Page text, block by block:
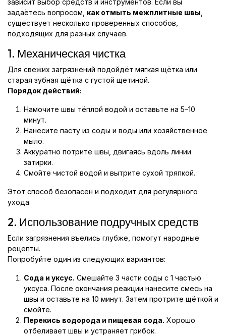
зависит выбор средств и инструментов. Если вы
задаётесь вопросом, как отмыть межплитные швы
существует несколько проверенных способов,
подходящих для разных случаев.
1. Механическая чистка
Для свежих загрязнений подойдёт мягкая щётка или
старая зубная щётка с густой щетиной.
Порядок действий:
Намочите швы тёплой водой и оставьте на 5–10
минут.
Нанесите пасту из соды и воды или хозяйственное
мыло.
Аккуратно потрите швы, двигаясь вдоль линии
затирки.
Смойте чистой водой и вытрите сухой тряпкой.
Этот способ безопасен и подходит для регулярного
ухода.
2. Использование подручных средств
Если загрязнения въелись глубже, помогут народные
рецепты.
Попробуйте один из следующих вариантов:
Сода и уксус. Смешайте 3 части соды с 1 частью
уксуса. После окончания реакции нанесите смесь на
швы и оставьте на 10 минут. Затем протрите щёткой и
смойте.
Перекись водорода и пищевая сода. Хорошо
отбеливает швы и устраняет грибок.